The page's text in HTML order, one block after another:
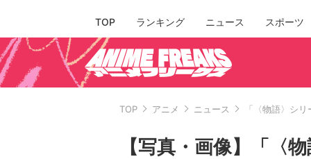
TOP ランキング ニュース スポーツ
TOP アニメ ニュース 「〈物語〉シ
【写真・画像】「〈